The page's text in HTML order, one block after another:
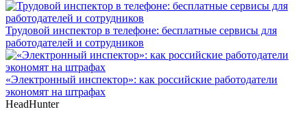
Трудовой инспектор в телефоне: бесплатные сервисы для
работодателей и сотрудников
«Электронный инспектор»: как российские работодатели
экономят на штрафах
HeadHunter